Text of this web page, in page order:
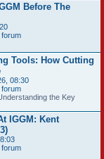
Before The
Tools: How Cutting
08:30
the Key
IGGM: Kent